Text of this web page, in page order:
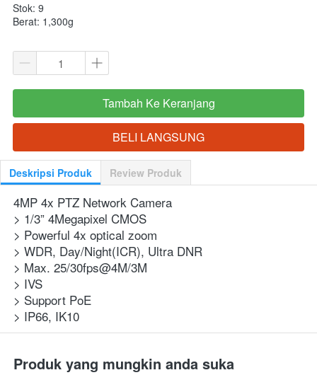
Stok: 9
Berat: 1,300g
`
Tambah Ke Keranjang
`BELI LANGSUNG
Deskripsi Produk Review Produk
4MP 4x PTZ Network Camera
> 1/3” 4Megapixel CMOS
> Powerful 4x optical zoom
> WDR, Day/Night(ICR), Ultra DNR
> Max. 25/30fps@4M/3M
> IVS
> Support PoE
> IP66, IK10
Produk yang mungkin anda suka